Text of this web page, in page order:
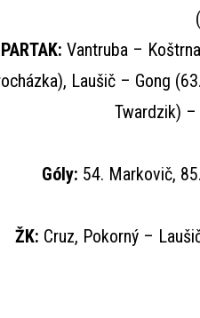
Vantruba –
Laušič – Gong
Twardzik)
Góly: 54. Markovič,
ŽK: Cruz, Pokorný –